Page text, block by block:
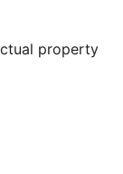
property